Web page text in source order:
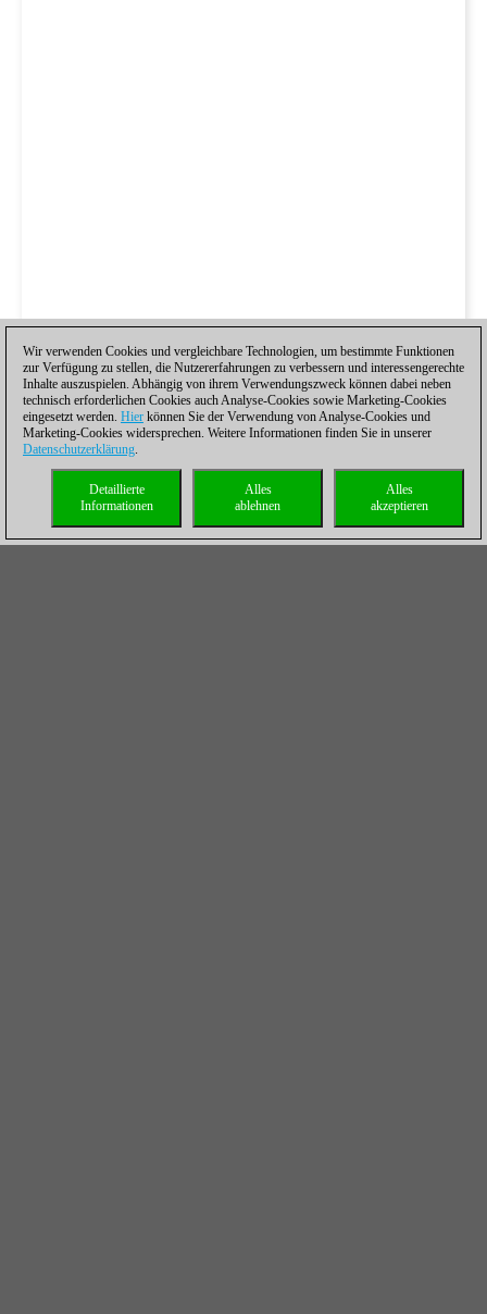
Wir verwenden Cookies und vergleichbare Technologien, um bestimmte Funktionen
zur Verfügung zu stellen, die Nutzererfahrungen zu verbessern und interessengerechte
Inhalte auszuspielen. Abhängig von ihrem Verwendungszweck können dabei neben
technisch erforderlichen Cookies auch Analyse-Cookies sowie Marketing-Cookies
eingesetzt werden. Hier können Sie der Verwendung von Analyse-Cookies und
Marketing-Cookies widersprechen. Weitere Informationen finden Sie in unserer
Datenschutzerklärung.
Alles
akzeptieren
Alles
ablehnen
Detaillierte
Informationen